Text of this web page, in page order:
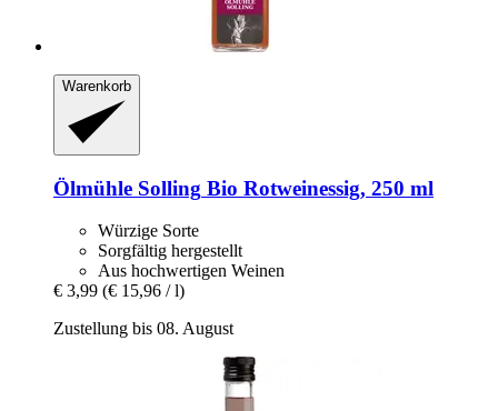
Warenkorb
Ölmühle Solling Bio Rotweinessig, 250 ml
Würzige Sorte
Sorgfältig hergestellt
Aus hochwertigen Weinen
€ 3,99 (€ 15,96 / l)
Zustellung bis 08. August